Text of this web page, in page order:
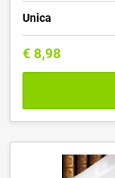
Unica
€ 8,98